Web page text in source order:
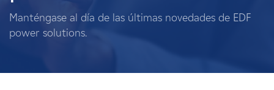
Terratenientes
Manténgase al día de las últimas novedades de EDF
power solutions.